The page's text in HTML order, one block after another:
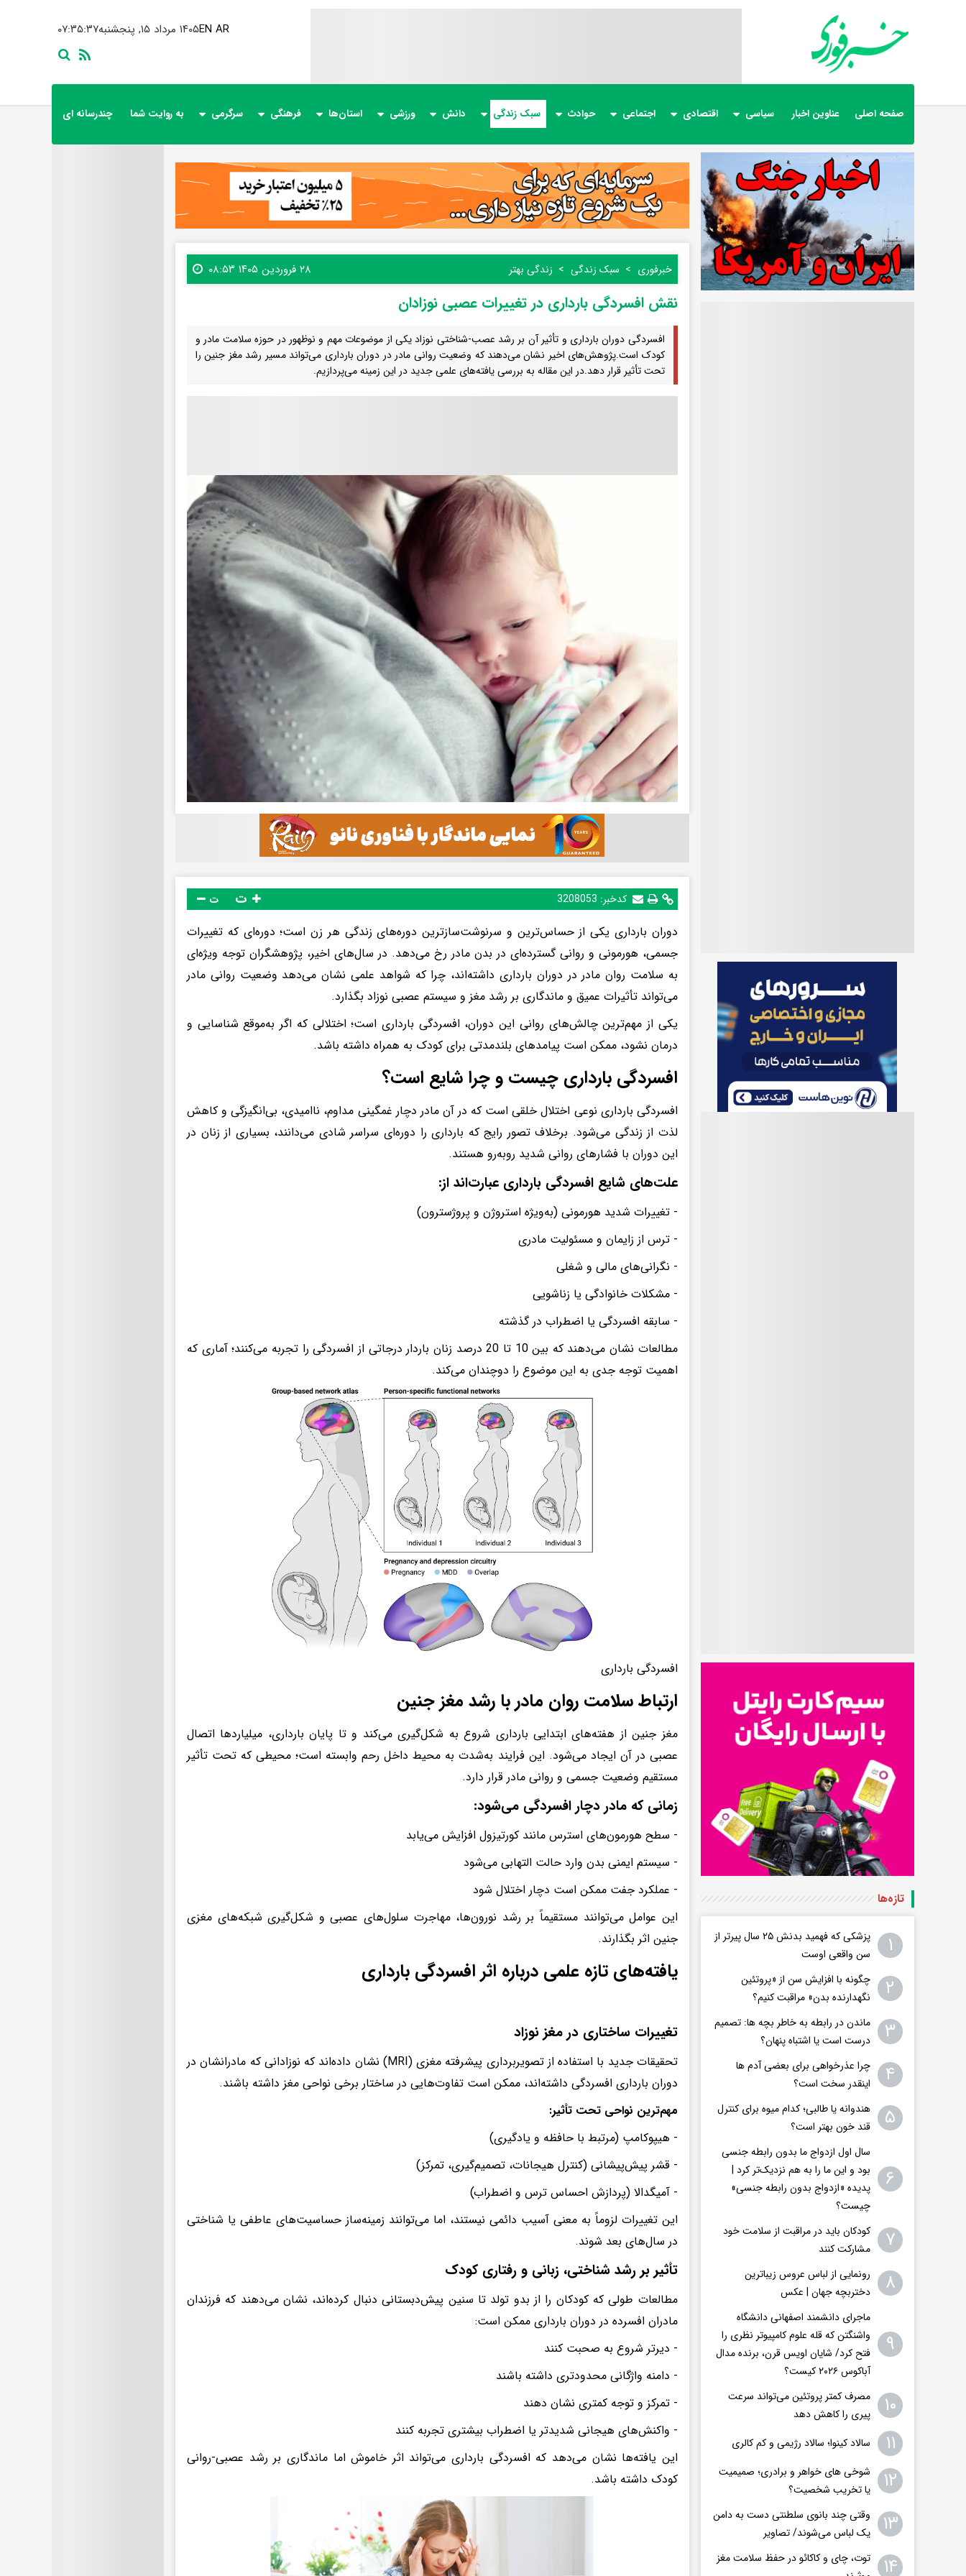
۰۷:۳۵:۳۹ ۱۴۰۵ مرداد ۱۵, پنجشنبهEN AR
صفحه اصلی عناوین اخبار سیاسی اقتصادی اجتماعی حوادث سبک زندگی دانش ورزشی استان‌ها فرهنگی سرگرمی به روایت شما چندرسانه ای
خبرفوری سبک زندگی زندگی بهتر ۲۸ فروردین ۱۴۰۵ ۰۸:۵۳
نقش افسردگی بارداری در تغییرات عصبی نوزادان
افسردگی دوران بارداری و تأثیر آن بر رشد عصب-شناختی نوزاد یکی از موضوعات مهم و نوظهور در حوزه سلامت مادر و
کودک است.پژوهش‌های اخیر نشان می‌دهند که وضعیت روانی مادر در دوران بارداری می‌تواند مسیر رشد مغز جنین را
تحت تأثیر قرار دهد.در این مقاله به بررسی یافته‌های علمی جدید در این زمینه می‌پردازیم.
کدخبر: 3208053 ت
دوران بارداری یکی از حساس‌ترین و سرنوشت‌سازترین دوره‌های زندگی هر زن است؛ دوره‌ای که تغییرات
جسمی، هورمونی و روانی گسترده‌ای در بدن مادر رخ می‌دهد. در سال‌های اخیر، پژوهشگران توجه ویژه‌ای
به سلامت روان مادر در دوران بارداری داشته‌اند، چرا که شواهد علمی نشان می‌دهد وضعیت روانی مادر
می‌تواند تأثیرات عمیق و ماندگاری بر رشد مغز و سیستم عصبی نوزاد بگذارد.
یکی از مهم‌ترین چالش‌های روانی این دوران، افسردگی بارداری است؛ اختلالی که اگر به‌موقع شناسایی و
درمان نشود، ممکن است پیامدهای بلندمدتی برای کودک به همراه داشته باشد.
افسردگی بارداری چیست و چرا شایع است؟
افسردگی بارداری نوعی اختلال خلقی است که در آن مادر دچار غمگینی مداوم، ناامیدی، بی‌انگیزگی و کاهش
لذت از زندگی می‌شود. برخلاف تصور رایج که بارداری را دوره‌ای سراسر شادی می‌دانند، بسیاری از زنان در
این دوران با فشارهای روانی شدید روبه‌رو هستند.
علت‌های شایع افسردگی بارداری عبارت‌اند از:
- تغییرات شدید هورمونی (به‌ویژه استروژن و پروژسترون)
- ترس از زایمان و مسئولیت مادری
- نگرانی‌های مالی و شغلی
- مشکلات خانوادگی یا زناشویی
- سابقه افسردگی یا اضطراب در گذشته
مطالعات نشان می‌دهند که بین 10 تا 20 درصد زنان باردار درجاتی از افسردگی را تجربه می‌کنند؛ آماری که
اهمیت توجه جدی به این موضوع را دوچندان می‌کند.
افسردگی بارداری
ارتباط سلامت روان مادر با رشد مغز جنین
مغز جنین از هفته‌های ابتدایی بارداری شروع به شکل‌گیری می‌کند و تا پایان بارداری، میلیاردها اتصال
عصبی در آن ایجاد می‌شود. این فرایند به‌شدت به محیط داخل رحم وابسته است؛ محیطی که تحت تأثیر
مستقیم وضعیت جسمی و روانی مادر قرار دارد.
زمانی که مادر دچار افسردگی می‌شود:
- سطح هورمون‌های استرس مانند کورتیزول افزایش می‌یابد
- سیستم ایمنی بدن وارد حالت التهابی می‌شود
- عملکرد جفت ممکن است دچار اختلال شود
این عوامل می‌توانند مستقیماً بر رشد نورون‌ها، مهاجرت سلول‌های عصبی و شکل‌گیری شبکه‌های مغزی
جنین اثر بگذارند.
یافته‌های تازه علمی درباره اثر افسردگی بارداری
تغییرات ساختاری در مغز نوزاد
تحقیقات جدید با استفاده از تصویربرداری پیشرفته مغزی (MRI) نشان داده‌اند که نوزادانی که مادرانشان در
دوران بارداری افسردگی داشته‌اند، ممکن است تفاوت‌هایی در ساختار برخی نواحی مغز داشته باشند.
مهم‌ترین نواحی تحت تأثیر:
- هیپوکامپ (مرتبط با حافظه و یادگیری)
- قشر پیش‌پیشانی (کنترل هیجانات، تصمیم‌گیری، تمرکز)
- آمیگدالا (پردازش احساس ترس و اضطراب)
این تغییرات لزوماً به معنی آسیب دائمی نیستند، اما می‌توانند زمینه‌ساز حساسیت‌های عاطفی یا شناختی
در سال‌های بعد شوند.
تأثیر بر رشد شناختی، زبانی و رفتاری کودک
مطالعات طولی که کودکان را از بدو تولد تا سنین پیش‌دبستانی دنبال کرده‌اند، نشان می‌دهند که فرزندان
مادران افسرده در دوران بارداری ممکن است:
- دیرتر شروع به صحبت کنند
- دامنه واژگانی محدودتری داشته باشند
- تمرکز و توجه کمتری نشان دهند
- واکنش‌های هیجانی شدیدتر یا اضطراب بیشتری تجربه کنند
این یافته‌ها نشان می‌دهد که افسردگی بارداری می‌تواند اثر خاموش اما ماندگاری بر رشد عصبی-روانی
کودک داشته باشد.
تازه‌ها
۱
پزشکی که فهمید بدنش ۲۵ سال پیرتر از
سن واقعی اوست
۲
چگونه با افزایش سن از «پروتئین
نگهدارنده بدن» مراقبت کنیم؟
۳
ماندن در رابطه به خاطر بچه ها: تصمیم
درست است یا اشتباه پنهان؟
۴
چرا عذرخواهی برای بعضی آدم ها
اینقدر سخت است؟
۵
هندوانه یا طالبی؛ کدام‌ میوه برای کنترل
قند خون بهتر است؟
۶
سال اول ازدواج ما بدون رابطه جنسی
بود و این ما را به هم نزدیک‌تر کرد |
پدیده «ازدواج بدون رابطه جنسی»
چیست؟
۷
کودکان باید در مراقبت از سلامت خود
مشارکت کنند
۸
رونمایی از لباس عروس زیباترین
دختربچه جهان | عکس
۹
ماجرای دانشمند اصفهانی دانشگاه
واشنگتن که قله علوم کامپیوتر نظری را
فتح کرد/ شایان اویس‌ قرن، برنده مدال
آباکوس ۲۰۲۶ کیست؟
۱۰
مصرف کمتر پروتئین می‌تواند سرعت
پیری را کاهش دهد
۱۱ سالاد کینوا؛ سالاد رژیمی و کم کالری
۱۲
شوخی های خواهر و برادری؛ صمیمیت
یا تخریب شخصیت؟
۱۳
وقتی چند بانوی سلطنتی دست به دامن
یک لباس می‌شوند/ تصاویر
۱۴
توت، چای و کاکائو در حفظ سلامت مغز